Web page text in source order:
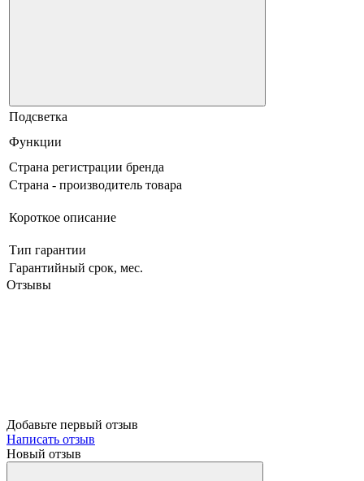
Подсветка
Функции
Страна регистрации бренда
Страна - производитель товара
Короткое описание
Тип гарантии
Гарантийный срок, мес.
Отзывы
Добавьте первый отзыв
Написать отзыв
Новый отзыв